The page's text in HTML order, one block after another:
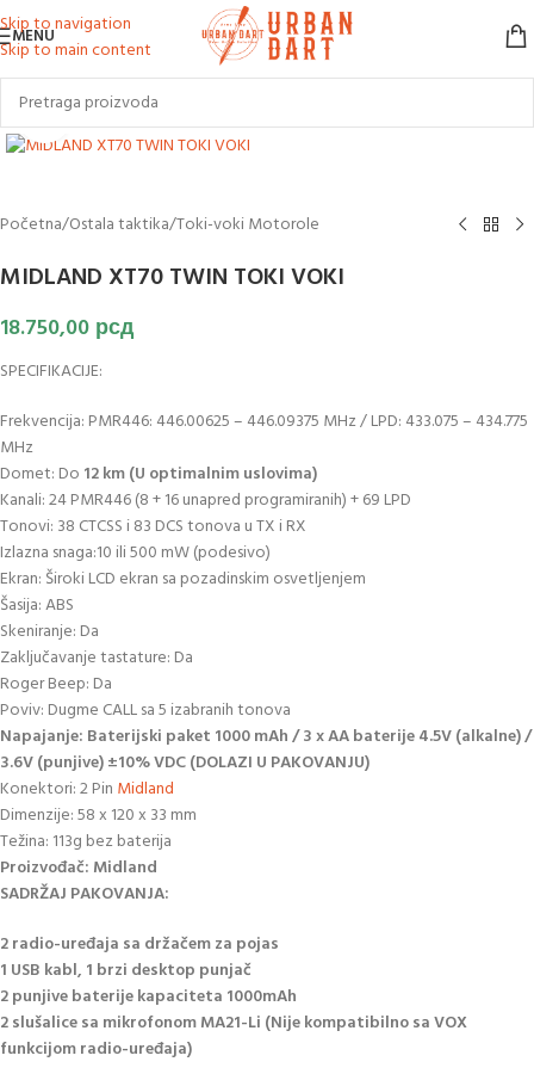
Skip to navigation
Skip to main content
MENU
Klikni za uvećanje slike
Početna/Ostala taktika/Toki-voki Motorole
MIDLAND XT70 TWIN TOKI VOKI
18.750,00 рсд
SPECIFIKACIJE:
Frekvencija: PMR446: 446.00625 – 446.09375 MHz / LPD: 433.075 – 434.775
MHz
Domet: Do 12 km (U optimalnim uslovima)
Kanali: 24 PMR446 (8 + 16 unapred programiranih) + 69 LPD
Tonovi: 38 CTCSS i 83 DCS tonova u TX i RX
Izlazna snaga:10 ili 500 mW (podesivo)
Ekran: Široki LCD ekran sa pozadinskim osvetljenjem
Šasija: ABS
Skeniranje: Da
Zaključavanje tastature: Da
Roger Beep: Da
Poviv: Dugme CALL sa 5 izabranih tonova
Napajanje: Baterijski paket 1000 mAh / 3 x AA baterije 4.5V (alkalne) /
3.6V (punjive) ±10% VDC (DOLAZI U PAKOVANJU)
Konektori: 2 Pin Midland
Dimenzije: 58 x 120 x 33 mm
Težina: 113g bez baterija
Proizvođač: Midland
SADRŽAJ PAKOVANJA:
2 radio-uređaja sa držačem za pojas
1 USB kabl, 1 brzi desktop punjač
2 punjive baterije kapaciteta 1000mAh
2 slušalice sa mikrofonom MA21-Li (Nije kompatibilno sa VOX
funkcijom radio-uređaja)